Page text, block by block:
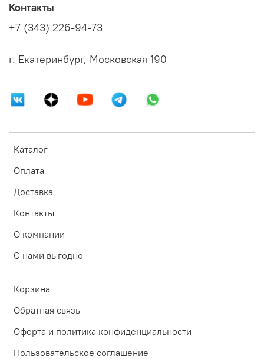
Каталог
Оплата
Доставка
Контакты
О компании
С нами выгодно
Корзина
Обратная связь
Оферта и политика конфиденциальности
Пользовательское соглашение
Контакты
+7 (343) 226-94-73
г. Екатеринбург, Московская 190